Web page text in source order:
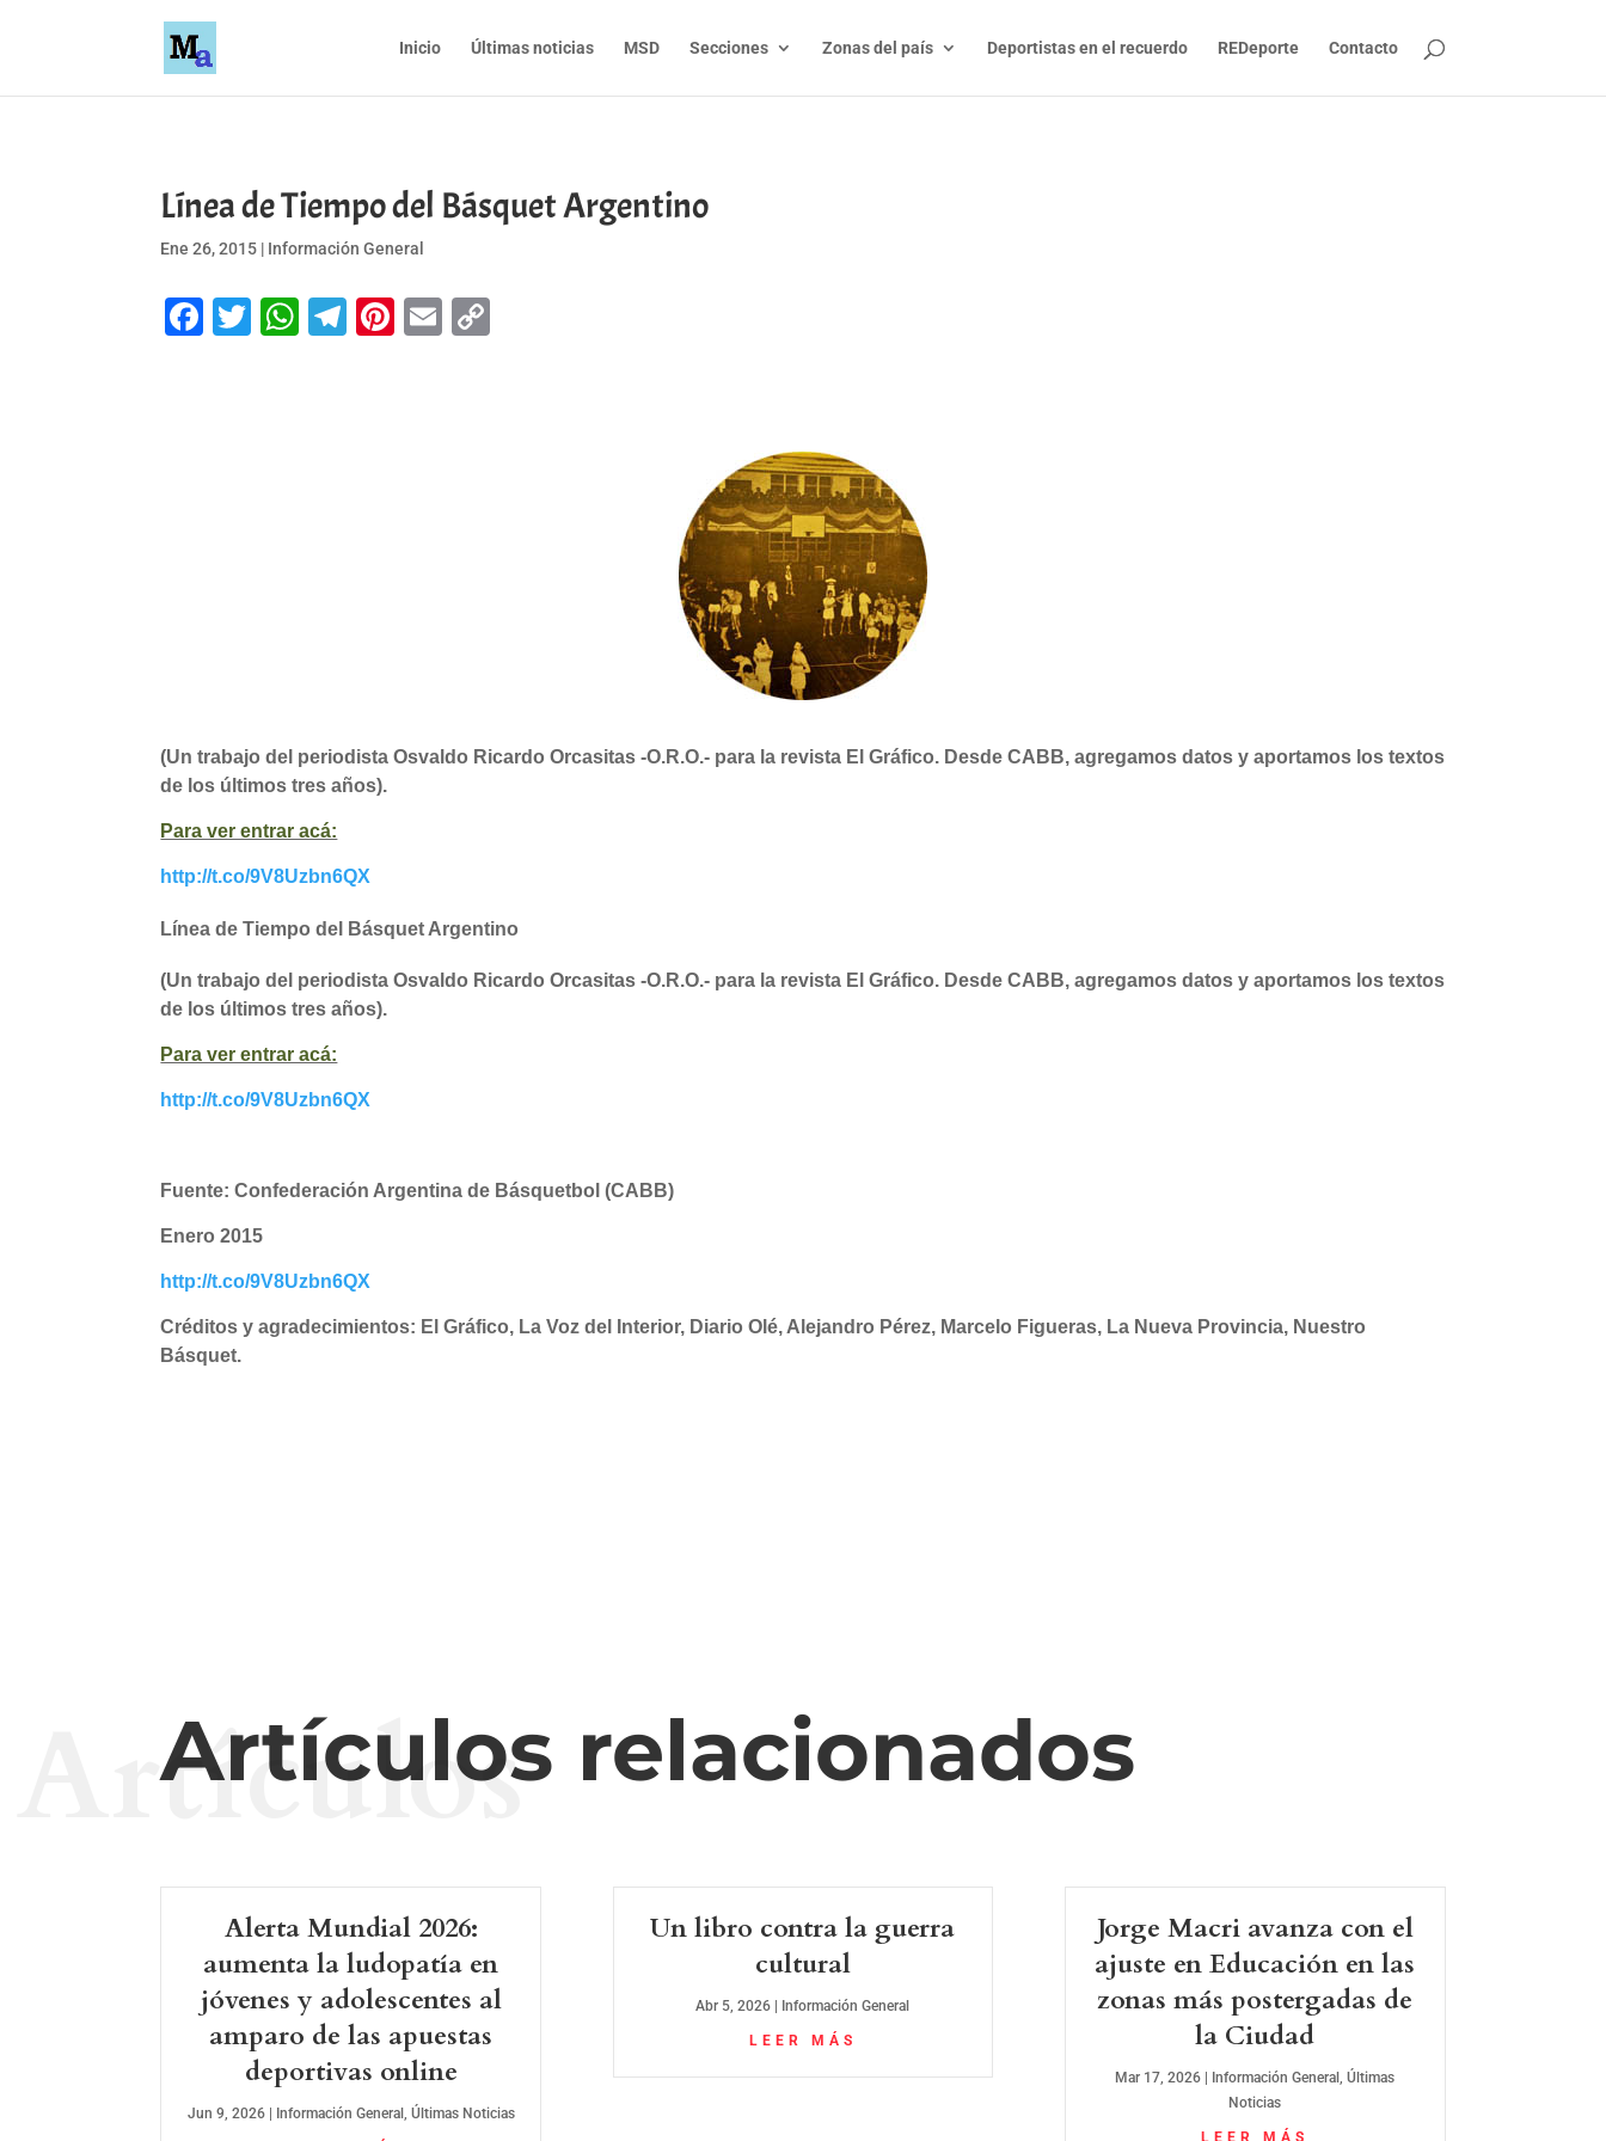
Inicio Últimas noticias MSD Secciones Zonas del país Deportistas en el recuerdo REDeporte Contacto
Línea de Tiempo del Básquet Argentino
Ene 26, 2015 | Información General
Facebook
Twitter
WhatsApp
Telegram
Pinterest
Email
(Un trabajo del periodista Osvaldo Ricardo Orcasitas -O.R.O.- para la revista El Gráfico. Desde CABB, agregamos datos y aportamos los textos
de los últimos tres años).
Para ver entrar acá:
http://t.co/9V8Uzbn6QX
Línea de Tiempo del Básquet Argentino
(Un trabajo del periodista Osvaldo Ricardo Orcasitas -O.R.O.- para la revista El Gráfico. Desde CABB, agregamos datos y aportamos los textos
de los últimos tres años).
Para ver entrar acá:
http://t.co/9V8Uzbn6QX
Fuente: Confederación Argentina de Básquetbol (CABB)
Enero 2015
http://t.co/9V8Uzbn6QX
Créditos y agradecimientos: El Gráfico, La Voz del Interior, Diario Olé, Alejandro Pérez, Marcelo Figueras, La Nueva Provincia, Nuestro
Básquet.
Artículos relacionados
Artículos
Alerta Mundial 2026:
aumenta la ludopatía en
jóvenes y adolescentes al
amparo de las apuestas
deportivas online
Jun 9, 2026| Información General , Últimas Noticias
Un libro contra la guerra
cultural
Abr 5, 2026 Información General
LEER MÁS
Jorge Macri avanza con el
ajuste en Educación en las
zonas más postergadas de
la Ciudad
Mar 17, 2026 Información General,Últimas
Noticias
LEER MÁS